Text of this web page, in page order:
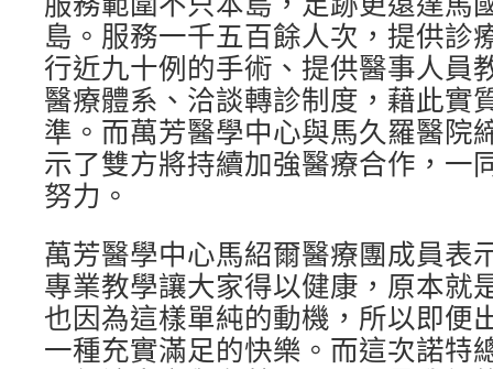
島。服務一千五百餘人次，提供診
行近九十例的手術、提供醫事人員
醫療體系、洽談轉診制度，藉此實
準。而萬芳醫學中心與馬久羅醫院
示了雙方將持續加強醫療合作，一
努力。
萬芳醫學中心馬紹爾醫療團成員表
專業教學讓大家得以健康，原本就
也因為這樣單純的動機，所以即便
一種充實滿足的快樂。而這次諾特